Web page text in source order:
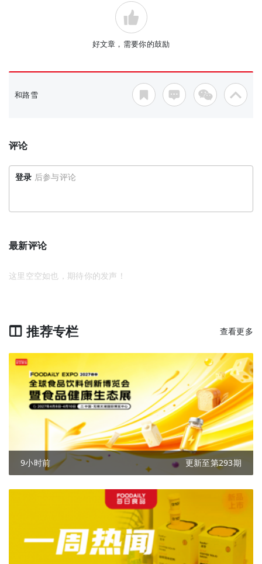
好文章，需要你的鼓励
和路雪
评论
登录 后参与评论
最新评论
这里空空如也，期待你的发声！
推荐专栏 查看更多
9小时前 更新至第293期